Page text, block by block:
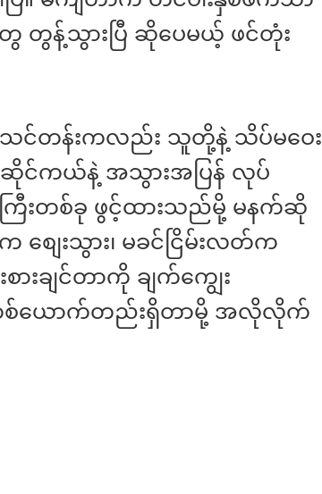
ေ တွန့်သွားပြီ ဆိုပေမယ့် ဖင်တုံး
သင်တန်းကလည်း သူတို့နဲ့ သိပ်မဝေး
ဆိုင်ကယ်နဲ့ အသွားအပြန် လုပ်
းတစ်ခု ဖွင့်ထားသည်မို့ မနက်ဆို
စျေးသွား၊ မခင်ငြိမ်းလတ်က
စားချင်တာကို ချက်ကျွေး
ယောက်တည်းရှိတာမို့ အလိုလိုက်